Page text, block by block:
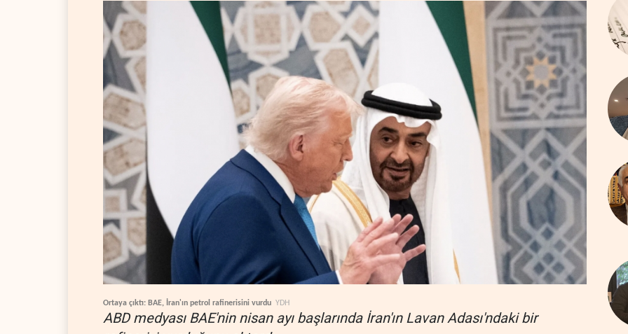
Ortaya çıktı: BAE, İran'ın petrol rafinerisini vurdu YDH
ABD medyası BAE'nin nisan ayı başlarında İran'ın Lavan Adası'ndaki bir